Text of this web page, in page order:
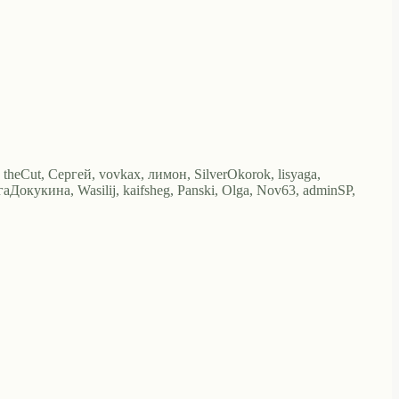
Сергей, vovkax, лимон, SilverOkorok, lisyaga,
Wasilij, kaifsheg, Panski, Olga, Nov63, adminSP,